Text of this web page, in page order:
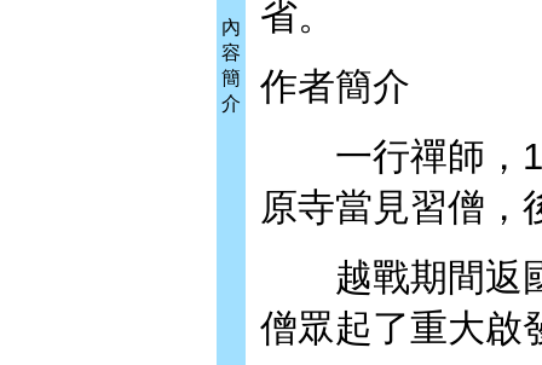
內
容
簡
介
省。
作者簡介
一行禪師，
原寺當見習僧，
越戰期間返國
僧眾起了重大啟